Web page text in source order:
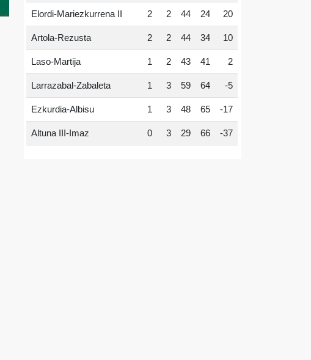
Elordi-Mariezkurrena II 2 2 44 24 20
Artola-Rezusta 2 2 44 34 10
Laso-Martija 1 2 43 41 2
Larrazabal-Zabaleta 1 3 59 64 -5
Ezkurdia-Albisu 1 3 48 65 -17
Altuna III-Imaz 0 3 29 66 -37